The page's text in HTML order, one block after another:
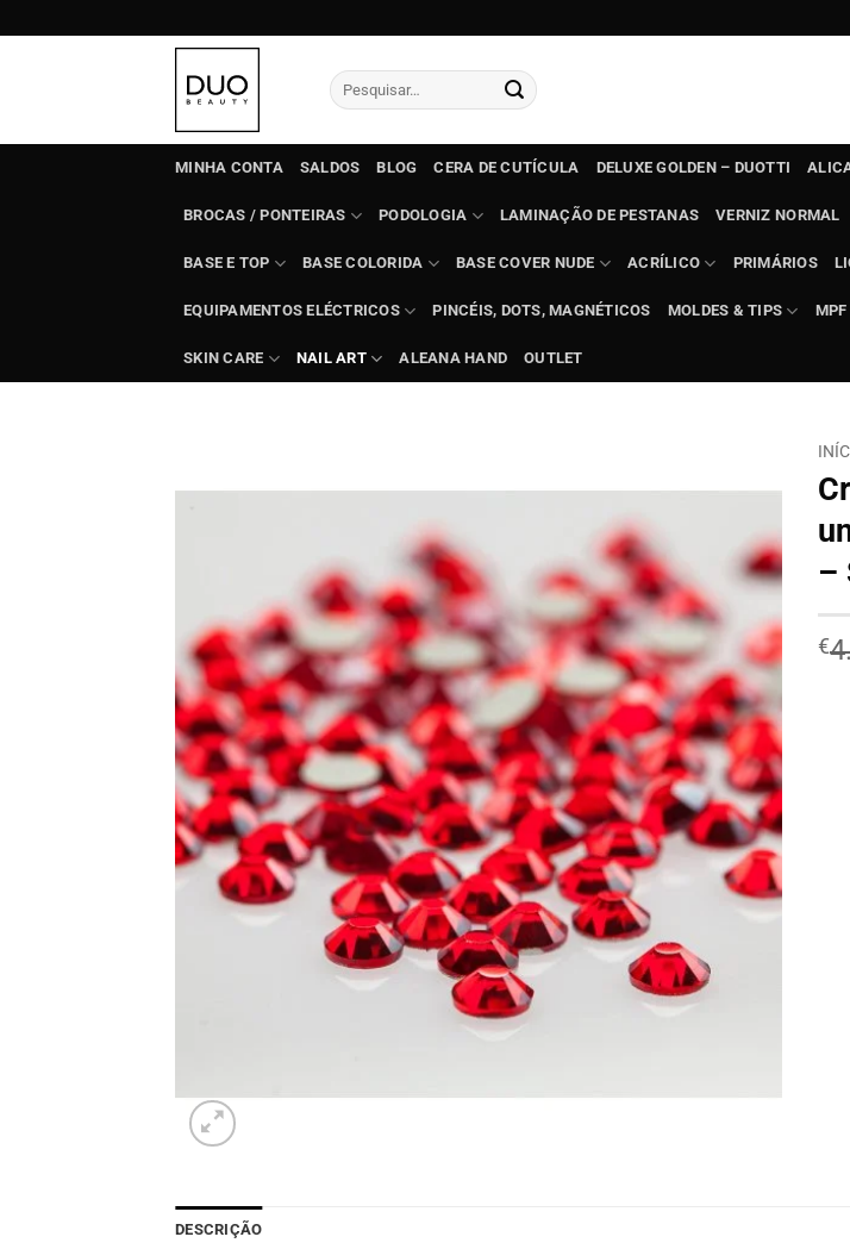
to
Pesquisar
por:
MINHA CONTA SALDOS BLOG CERA DE CUTÍCULA DELUXE GOLDEN – DUOTTI
BROCAS / PONTEIRAS PODOLOGIA LAMINAÇÃO DE PESTANAS VERNIZ NORMAL
BASE E TOP BASE COLORIDA BASE COVER NUDE ACRÍLICO PRIMÁRIOS
EQUIPAMENTOS ELÉCTRICOS PINCÉIS, DOTS, MAGNÉTICOS MOLDES & TIPS MPF
SKIN CARE NAIL ART ALEANA HAND OUTLET
–
€
DESCRIÇÃO